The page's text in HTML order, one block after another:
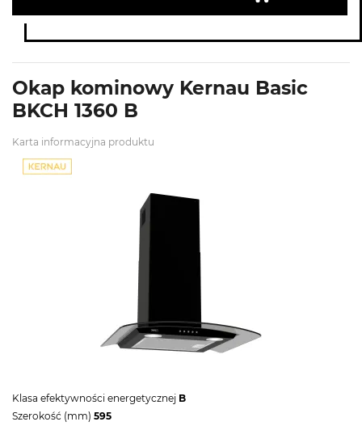
Okap kominowy Kernau Basic
BKCH 1360 B
Karta informacyjna produktu
Klasa efektywności energetycznej B
Szerokość (mm) 595